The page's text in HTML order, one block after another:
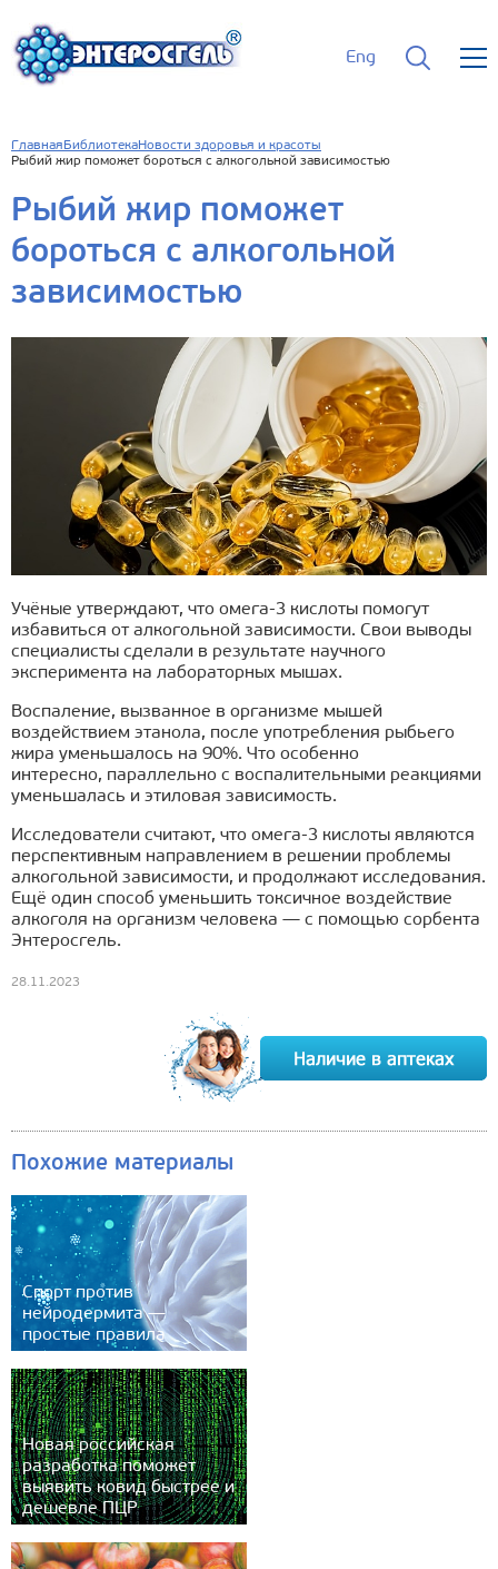
Eng
Главная БиблиотекаНовости здоровья и красоты
Рыбий жир поможет бороться с алкогольной зависимостью
Рыбий жир поможет
бороться с алкогольной
зависимостью
Учёные утверждают, что омега-3 кислоты помогут
избавиться от алкогольной зависимости. Свои выводы
специалисты сделали в результате научного
эксперимента на лабораторных мышах.
Воспаление, вызванное в организме мышей
воздействием этанола, после употребления рыбьего
жира уменьшалось на 90%. Что особенно
интересно, параллельно с воспалительными реакциями
уменьшалась и этиловая зависимость.
Исследователи считают, что омега-3 кислоты являются
перспективным направлением в решении проблемы
алкогольной зависимости, и продолжают исследования.
Ещё один способ уменьшить токсичное воздействие
алкоголя на организм человека — с помощью сорбента
Энтеросгель.
28.11.2023
Похожие материалы
Спорт против
нейродермита —
простые правила
Новая российская
разработка поможет
выявить ковид быстрее и
дешевле ПЦР